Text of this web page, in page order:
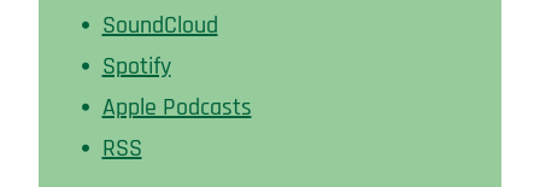
SoundCloud
Spotify
Apple Podcasts
RSS